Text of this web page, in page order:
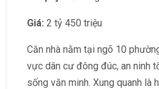
Giá: 2 tỷ 450 triệu
Căn nhà nằm tại ngõ 10
vực dân cư đông đúc, an ninh
sống văn minh. Xung quanh là